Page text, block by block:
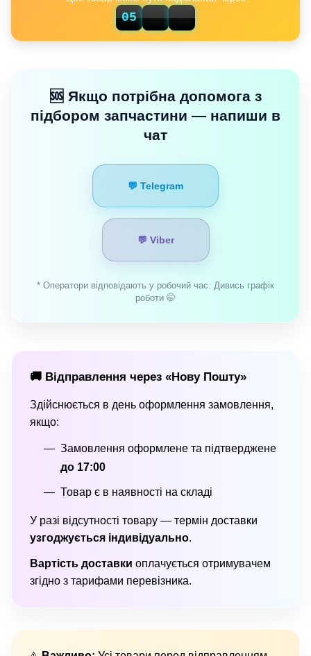
05 54
🆘 Якщо потрібна допомога з
підбором запчастини — напиши в
чат
💬 Telegram
💬 Viber
* Оператори відповідають у робочий час. Дивись графік
роботи 🤭
🚚 Відправлення через «Нову Пошту»
Здійснюється в день оформлення замовлення,
якщо:
Замовлення оформлене та підтверджене
до 17:00
Товар є в наявності на складі
У разі відсутності товару — термін доставки
узгоджується індивідуально.
Вартість доставки оплачується отримувачем
згідно з тарифами перевізника.